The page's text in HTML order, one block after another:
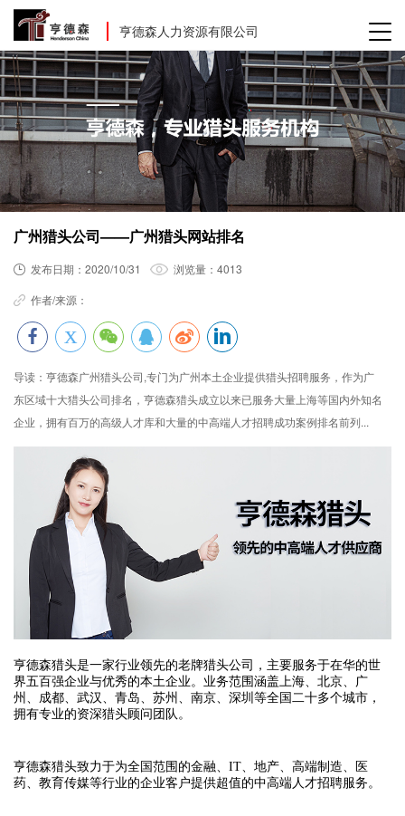
亨德森人力资源有限公司
广州猎头公司——广州猎头网站排名
发布日期： 2020/10/31 浏览量： 4013
作者/来源：
导读： 亨德森广州猎头公司,专门为广州本土企业提供猎头招聘服务，作为广
东区域十大猎头公司排名，亨德森猎头成立以来已服务大量上海等国内外知名
企业，拥有百万的高级人才库和大量的中高端人才招聘成功案例排名前列...
亨德森猎头是一家行业领先的老牌猎头公司，主要服务于在华的世
界五百强企业与优秀的本土企业。业务范围涵盖上海、北京、广
州、成都、武汉、青岛、苏州、南京、深圳等全国二十多个城市，
拥有专业的资深猎头顾问团队。
亨德森猎头致力于为全国范围的金融、IT、地产、高端制造、医
药、教育传媒等行业的企业客户提供超值的中高端人才招聘服务。